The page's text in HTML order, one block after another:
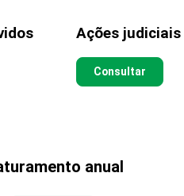
Ações judiciais
Consultar
anual